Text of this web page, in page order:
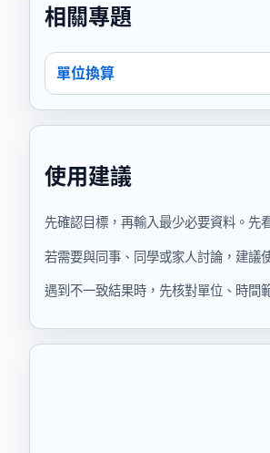
相關專題
單位換算
使用建議
先確認目標，再輸入最少必要資料。先
若需要與同事、同學或家人討論，建議
遇到不一致結果時，先核對單位、時間